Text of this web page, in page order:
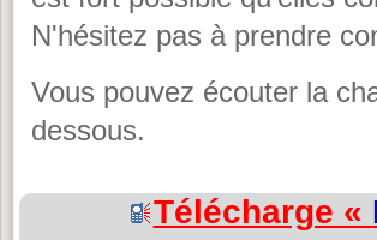
N'hésitez pas à prendre
Vous pouvez écouter la
dessous.
Télécharge «